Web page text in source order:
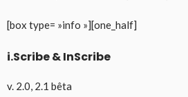
[box type= »info »][one_half]
i.Scribe & InScribe
v. 2.0, 2.1 bêta